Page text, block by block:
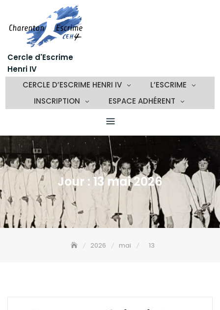
content
Cercle d'Escrime
Henri IV
CERCLE D’ESCRIME HENRI IV
L’ESCRIME
INSCRIPTION
ESPACE ADHÉRENT
Jour :13 mai 2026
2026 mai 13